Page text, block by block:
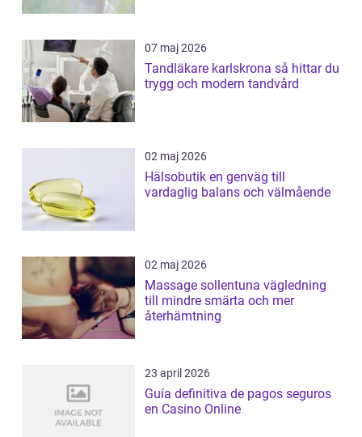
07 maj 2026
Tandläkare karlskrona så hittar du
trygg och modern tandvård
02 maj 2026
Hälsobutik en genväg till
vardaglig balans och välmående
02 maj 2026
Massage sollentuna vägledning
till mindre smärta och mer
återhämtning
23 april 2026
Guía definitiva de pagos seguros
en Casino Online